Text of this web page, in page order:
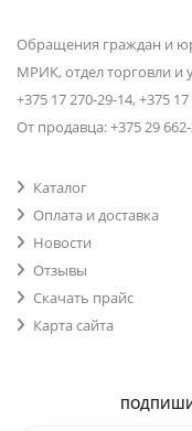
Обращения граждан и
МРИК, отдел торговли и
+375 17 270-29-14, +375
От продавца: +375 29
Каталог
Оплата и доставка
Новости
Отзывы
Скачать прайс
Карта сайта